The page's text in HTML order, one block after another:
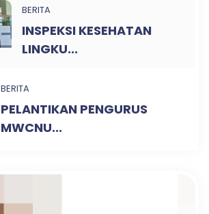
BERITA
INSPEKSI KESEHATAN
LINGKU...
BERITA
PELANTIKAN PENGURUS
MWCNU...